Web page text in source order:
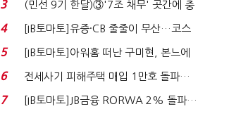
3
(민선 9기 한달)③'7조 채무' 곳간에 충
격…추미애, 20년...
4
[IB토마토]유증·CB 줄줄이 무산…코스
닥 벌점 급증에 ...
5
[IB토마토]아워홈 떠난 구미현, 본느에
340억 베팅…가...
6
전세사기 피해주택 매입 1만호 돌파…
누적 피해자 4만2...
7
[IB토마토]JB금융 RORWA 2% 돌파…